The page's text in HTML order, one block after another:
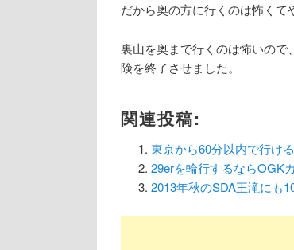
だから奥の方に行くのは怖くて
裏山を奥まで行くのは怖いので
険を終了させました。
関連投稿:
東京から60分以内で行け
29erを輪行するならOGK
2013年秋のSDA王滝にも